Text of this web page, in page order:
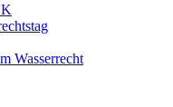
Wasserrecht